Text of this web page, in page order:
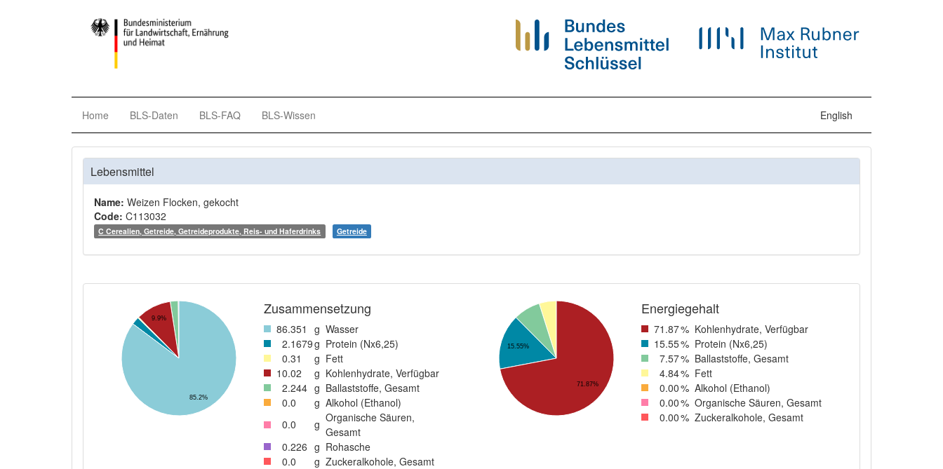
Home BLS-Daten BLS-FAQ BLS-Wissen English
Lebensmittel
Name: Weizen Flocken, gekocht
Code: C113032
C Cerealien, Getreide, Getreideprodukte, Reis- und Haferdrinks Getreide
9.9%
85.2%
Zusammensetzung
86.351 g Wasser
2.1679g Protein (Nx6,25)
0.31 g Fett
10.02 g Kohlenhydrate, Verfügbar
2.244 g Ballaststoffe, Gesamt
0.0 g Alkohol (Ethanol)
0.0 g Organische Säuren,
Gesamt
0.226 g Rohasche
0.0 g Zuckeralkohole, Gesamt
15.55%
71.87%
Energiegehalt
71 .87% Kohlenhydrate, Verfügbar
15.55% Protein (Nx6,25)
7.57% Ballaststoffe, Gesamt
4.84% Fett
0.00% Alkohol (Ethanol)
0.00% Organische Säuren, Gesamt
0.00% Zuckeralkohole, Gesamt